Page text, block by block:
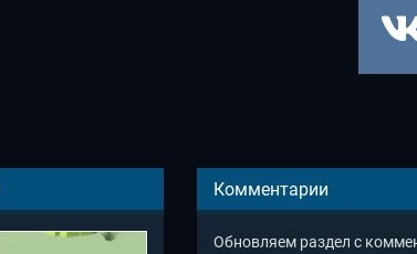
Комментарии
Обновляем раздел с